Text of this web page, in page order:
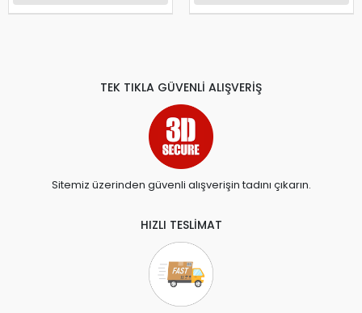
TEK TIKLA GÜVENLİ ALIŞVERİŞ
Sitemiz üzerinden güvenli alışverişin tadını çıkarın.
HIZLI TESLİMAT